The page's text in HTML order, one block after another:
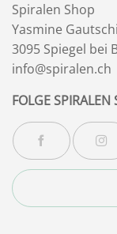
Spiralen Shop
Yasmine Gautschi
3095 Spiegel bei
info@spiralen.ch
FOLGE SPIRALEN